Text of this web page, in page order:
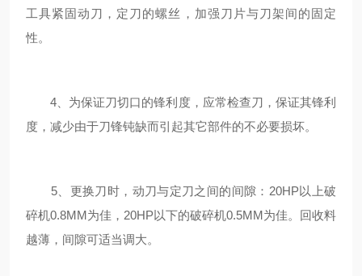
工具紧固动刀，定刀的螺丝，加强刀片与刀架间的固定
性。
4、为保证刀切口的锋利度，应常检查刀，保证其锋利
度，减少由于刀锋钝缺而引起其它部件的不必要损坏。
5、更换刀时，动刀与定刀之间的间隙：20HP以上破
碎机0.8MM为佳，20HP以下的破碎机0.5MM为佳。回收料
越薄，间隙可适当调大。